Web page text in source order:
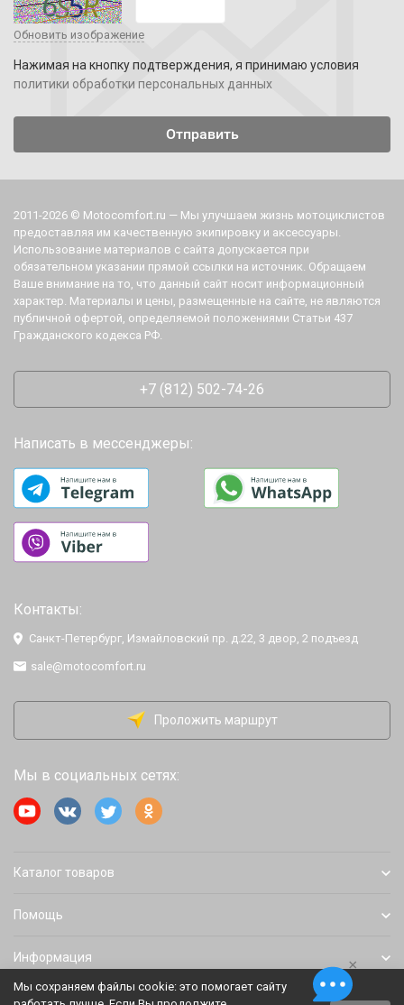
Обновить изображение
Нажимая на кнопку подтверждения, я принимаю условия
политики обработки персональных данных
2011-2026 © Motocomfort.ru — Мы улучшаем жизнь мотоциклистов
предоставляя им качественную экипировку и аксессуары.
Использование материалов с сайта допускается при
обязательном указании прямой ссылки на источник. Обращаем
Ваше внимание на то, что данный сайт носит информационный
характер. Материалы и цены, размещенные на сайте, не являются
публичной офертой, определяемой положениями Статьи 437
Гражданского кодекса РФ.
+7 (812) 502-74-26
Написать в мессенджеры:
Контакты:
Санкт-Петербург, Измайловский пр. д.22, 3 двор, 2 подъезд
sale@motocomfort.ru
Проложить маршрут
Мы в социальных сетях:
Каталог товаров
Помощь
Информация
Мы сохраняем файлы cookie: это помогает сайту
×